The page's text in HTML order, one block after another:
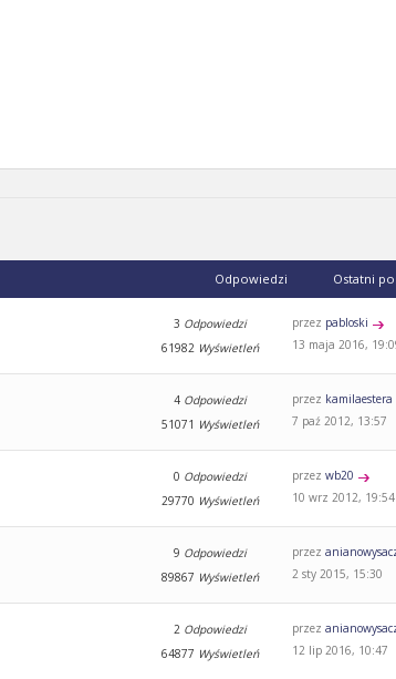
Odpowiedzi Ostatni
3 Odpowiedzi
61982 Wyświetleń
przez pabloski
13 maja 2016,
4 Odpowiedzi
51071 Wyświetleń
przez kamilaestera
7 paź 2012, 13:57
0 Odpowiedzi
29770 Wyświetleń
przezwb20
10 wrz 2012, 19:54
9 Odpowiedzi
89867 Wyświetleń
przez
2 sty 2015, 15:30
2 Odpowiedzi
64877 Wyświetleń
przez
12 lip 2016, 10:47